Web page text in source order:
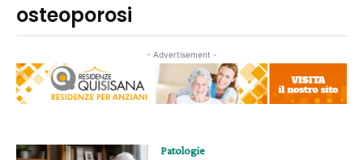
osteoporosi
- Advertisement -
Patologie